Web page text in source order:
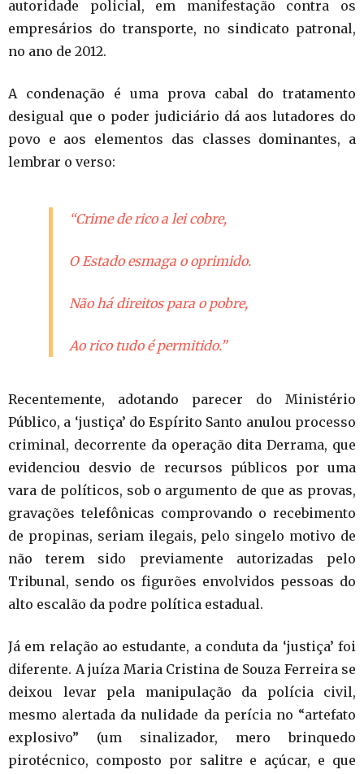
autoridade policial, em manifestação contra os
empresários do transporte, no sindicato patronal,
no ano de 2012.
A condenação é uma prova cabal do tratamento
desigual que o poder judiciário dá aos lutadores do
povo e aos elementos das classes dominantes, a
lembrar o verso:
“Crime de rico a lei cobre,
O Estado esmaga o oprimido.
Não há direitos para o pobre,
Ao rico tudo é permitido.”
Recentemente, adotando parecer do Ministério
Público, a ‘justiça’ do Espírito Santo anulou processo
criminal, decorrente da operação dita Derrama, que
evidenciou desvio de recursos públicos por uma
vara de políticos, sob o argumento de que as provas,
gravações telefônicas comprovando o recebimento
de propinas, seriam ilegais, pelo singelo motivo de
não terem sido previamente autorizadas pelo
Tribunal, sendo os figurões envolvidos pessoas do
alto escalão da podre política estadual.
Já em relação ao estudante, a conduta da ‘justiça’ foi
diferente. A juíza Maria Cristina de Souza Ferreira se
deixou levar pela manipulação da polícia civil,
mesmo alertada da nulidade da perícia no “artefato
explosivo” (um sinalizador, mero brinquedo
pirotécnico, composto por salitre e açúcar, e que